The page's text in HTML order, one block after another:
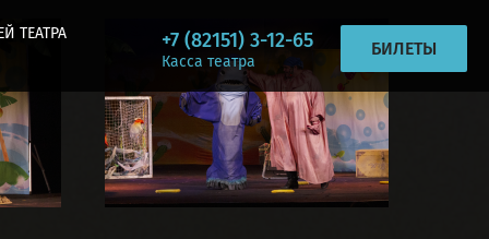
ТЕАТРА +7 (82151) 3-12-65
Касса театра
БИЛЕТЫ